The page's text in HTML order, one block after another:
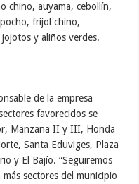
chino, auyama, cebollín,
frijol chino,
y aliños verdes.
de la empresa
favorecidos se
Manzana II y III, Honda
Santa Eduviges, Plaza
y El Bajío. “Seguiremos
sectores del municipio